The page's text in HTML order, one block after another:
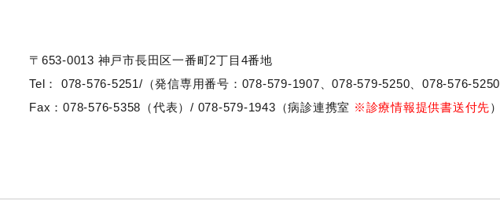
〒653-0013 神戸市長田区一番町2丁目4番地
Tel：
078-576-5251/（発信専用番号：078-579-1907、078-579-5250、 078-576-5250
Fax：078-576-5358（代表）/ 078-579-1943（病診連携室 ※診療情報提供書送付先）